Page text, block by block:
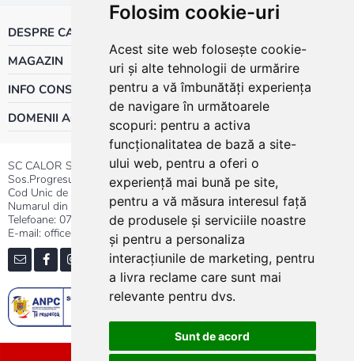
Folosim cookie-uri
Acest site web folosește cookie-
uri și alte tehnologii de urmărire
pentru a vă îmbunătăți experiența
de navigare în următoarele
scopuri: pentru a activa
funcționalitatea de bază a site-
ului web, pentru a oferi o
experiență mai bună pe site,
pentru a vă măsura interesul față
de produsele și serviciile noastre
și pentru a personaliza
interacțiunile de marketing, pentru
a livra reclame care sunt mai
relevante pentru dvs.
Sunt de acord
DESPRE CALOR
MAGAZIN
INFO CONSUMATOR
DOMENII ACTIVITATE
SC CALOR SRL
Sos.Progresului nr.30-40, Sector 5, Bucuresti
Cod Unic de Inregistrare: RO 3004724
Numarul din Registrul Comertului:J40/13176/1991
Telefoane: 0737.23.44.44|021.411.44.44
E-mail: office@calor.ro